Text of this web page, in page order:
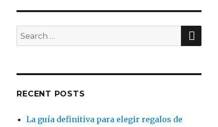
Search
for:
RECENT POSTS
La guía definitiva para elegir regalos de